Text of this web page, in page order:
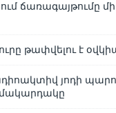
ճառագայթումը
թափվելու է
յոդի
մակարդակը